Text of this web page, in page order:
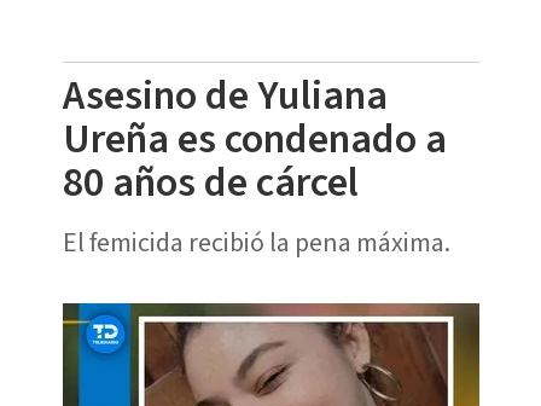
Asesino de Yuliana
Ureña es condenado a
80 años de cárcel
El femicida recibió la pena máxima.